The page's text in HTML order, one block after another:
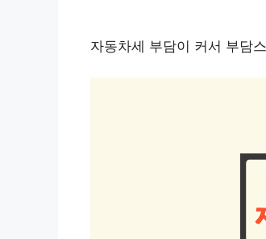
자동차세 부담이 커서 부담